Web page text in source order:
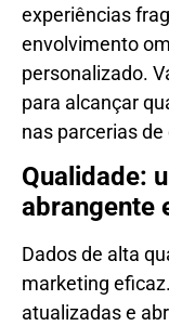
experiências
envolvimento
personalizado.
para alcançar
nas parcerias
Qualidade:
abrangente
Dados de alta
marketing
atualizadas e